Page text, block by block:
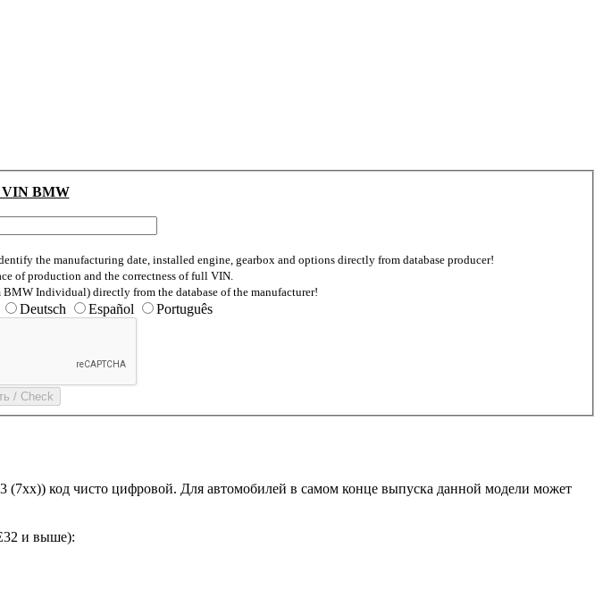
VIN BMW
the manufacturing date, installed engine, gearbox and options directly from database producer!
of production and the correctness of full VIN.
Individual) directly from the database of the manufacturer!
Deutsch Español Português
(7xx)) код чисто цифровой. Для автомобилей в самом конце выпуска данной модели может
и выше):